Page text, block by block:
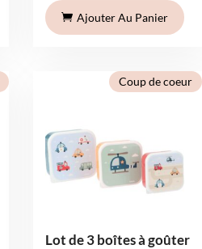
Ajouter Au Panier
Coup de coeur
Lot de 3 boîtes à goûter